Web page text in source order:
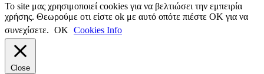
Το site μας χρησιμοποιεί cookies για να βελτιώσει την εμπειρία
χρήσης. Θεωρούμε οτι είστε ok με αυτό οπότε πιέστε ΟΚ για να
συνεχίσετε. ΟΚ Cookies Info
Close